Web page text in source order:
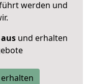
werden und
und erhalten